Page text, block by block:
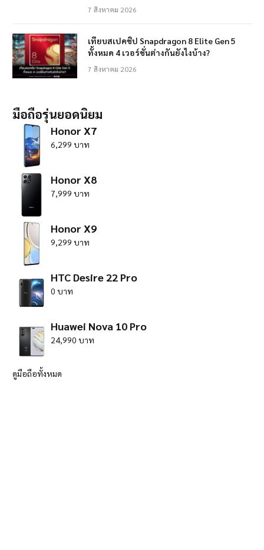
7 สิงหาคม 2026
เทียบสเปคชิป Snapdragon 8 Elite Gen 5
ทั้งหมด 4 เวอร์ชั่นต่างกันยังไงบ้าง?
7 สิงหาคม 2026
มือถือรุ่นยอดนิยม
Honor X7
6,299 บาท
Honor X8
7,999 บาท
Honor X9
9,299 บาท
HTC Desire 22 Pro
0 บาท
Huawei Nova 10 Pro
24,990 บาท
ดูมือถือทั้งหมด